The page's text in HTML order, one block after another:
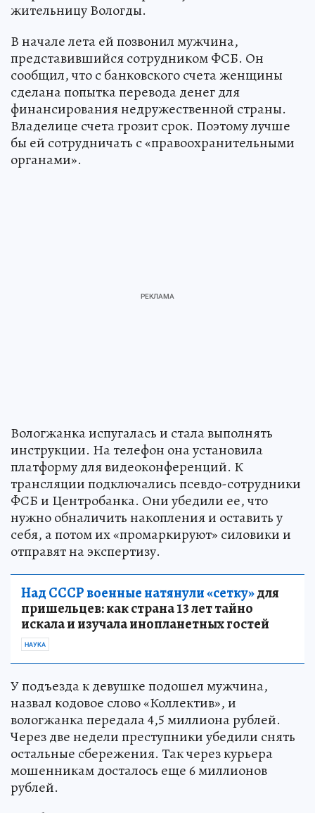
жительницу Вологды.
В начале лета ей позвонил мужчина,
представившийся сотрудником ФСБ. Он
сообщил, что с банковского счета женщины
сделана попытка перевода денег для
финансирования недружественной страны.
Владелице счета грозит срок. Поэтому лучше
бы ей сотрудничать с «правоохранительными
органами».
Вологжанка испугалась и стала выполнять
инструкции. На телефон она установила
платформу для видеоконференций. К
трансляции подключались псевдо-сотрудники
ФСБ и Центробанка. Они убедили ее, что
нужно обналичить накопления и оставить у
себя, а потом их «промаркируют» силовики и
отправят на экспертизу.
Над СССР военные натянули «сетку»для
пришельцев: как страна 13 лет тайно
искала и изучала инопланетных гостей
НАУКА
У подъезда к девушке подошел мужчина,
назвал кодовое слово «Коллектив», и
вологжанка передала 4,5 миллиона рублей.
Через две недели преступники убедили снять
остальные сбережения. Так через курьера
мошенникам досталось еще 6 миллионов
рублей.